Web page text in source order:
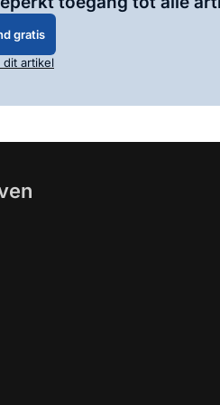
gratis
artikel